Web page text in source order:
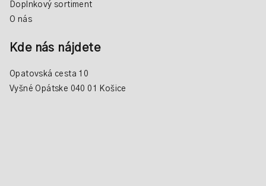
Doplnkový sortiment
O nás
Kde nás nájdete
Opatovská cesta 10
Vyšné Opátske 040 01 Košice